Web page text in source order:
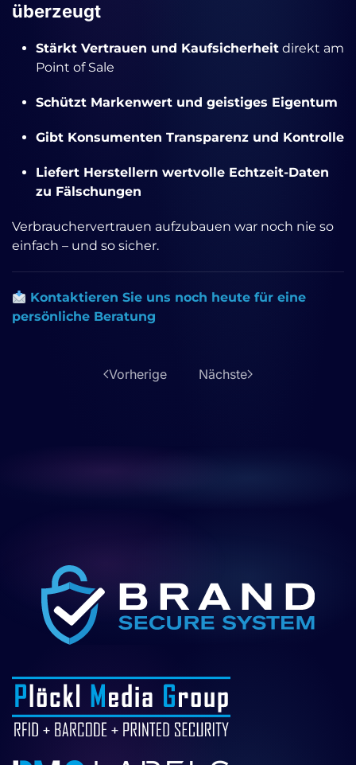
überzeugt
Stärkt Vertrauen und Kauf­sicherheit direkt am
Point of Sale
Schützt Markenwert und geistiges Eigentum
Gibt Konsumenten Transparenz und Kontrolle
Liefert Herstellern wertvolle Echtzeit-Daten
zu Fälschungen
Verbrauchervertrauen aufzubauen war noch nie so
einfach – und so sicher.
Kontaktieren Sie uns noch heute für eine
persönliche Beratung
Vorherige Nächste